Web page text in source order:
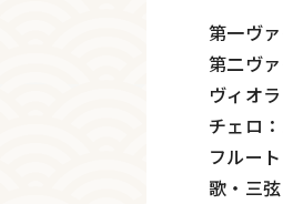
第一ヴ
第二ヴ
ヴィオ
チェロ
フルー
歌・三